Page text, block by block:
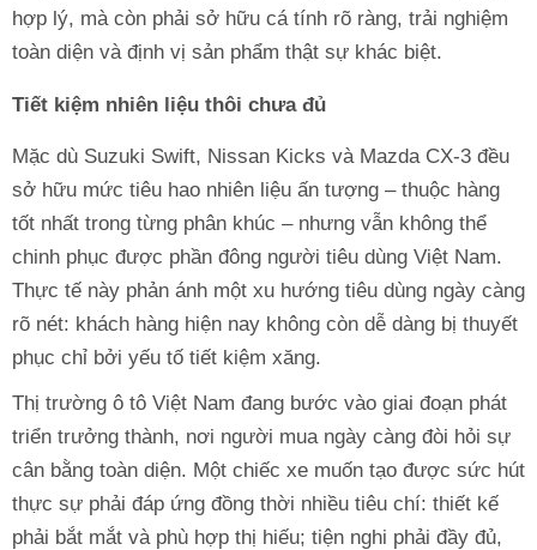
hợp lý, mà còn phải sở hữu cá tính rõ ràng, trải nghiệm
toàn diện và định vị sản phẩm thật sự khác biệt.
Tiết kiệm nhiên liệu thôi chưa đủ
Mặc dù Suzuki Swift, Nissan Kicks và Mazda CX-3 đều
sở hữu mức tiêu hao nhiên liệu ấn tượng – thuộc hàng
tốt nhất trong từng phân khúc – nhưng vẫn không thể
chinh phục được phần đông người tiêu dùng Việt Nam.
Thực tế này phản ánh một xu hướng tiêu dùng ngày càng
rõ nét: khách hàng hiện nay không còn dễ dàng bị thuyết
phục chỉ bởi yếu tố tiết kiệm xăng.
Thị trường ô tô Việt Nam đang bước vào giai đoạn phát
triển trưởng thành, nơi người mua ngày càng đòi hỏi sự
cân bằng toàn diện. Một chiếc xe muốn tạo được sức hút
thực sự phải đáp ứng đồng thời nhiều tiêu chí: thiết kế
phải bắt mắt và phù hợp thị hiếu; tiện nghi phải đầy đủ,